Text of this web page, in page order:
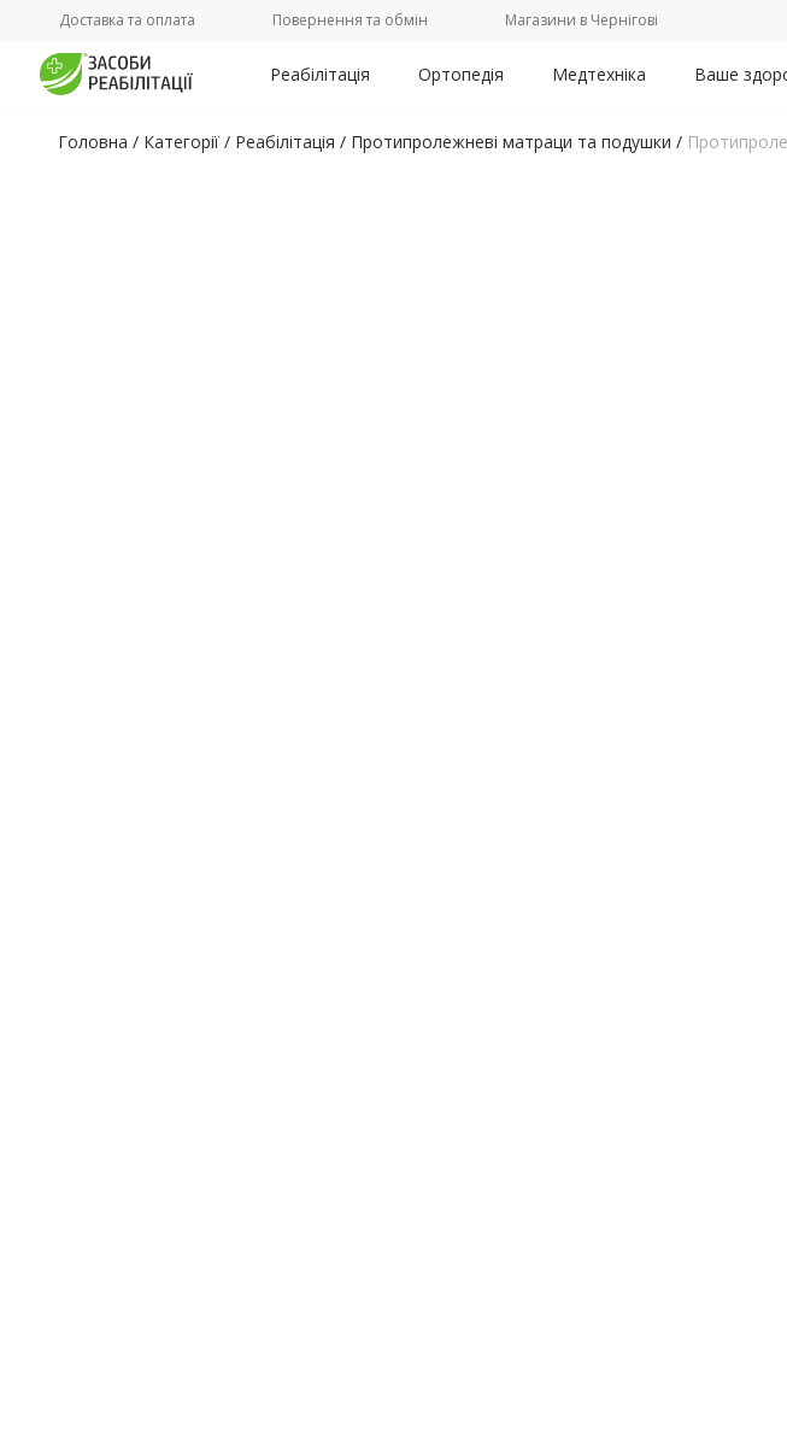
Доставка та оплата Повернення та обмін Магазини в Чернігові
Реабілітація Ортопедія Медтехніка Ваше
Головна / Категорії / Реабілітація / Протипролежневі матраци та подушки /